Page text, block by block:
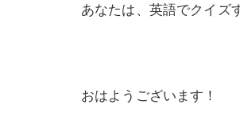
あなたは、英語でクイズ
おはようございます！